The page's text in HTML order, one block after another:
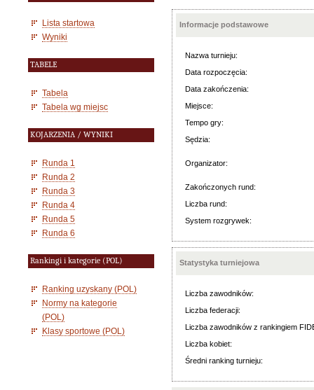
Lista startowa
Wyniki
TABELE
Tabela
Tabela wg miejsc
KOJARZENIA / WYNIKI
Runda 1
Runda 2
Runda 3
Runda 4
Runda 5
Runda 6
Rankingi i kategorie (POL)
Ranking uzyskany (POL)
Normy na kategorie
(POL)
Klasy sportowe (POL)
Informacje podstawowe
Nazwa turnieju:
Data rozpoczęcia:
Data zakończenia:
Miejsce:
Tempo gry:
Sędzia:
Organizator:
Zakończonych rund:
Liczba rund:
System rozgrywek:
Statystyka turniejowa
Liczba zawodników:
Liczba federacji:
Liczba zawodników z rankingiem
Liczba kobiet:
Średni ranking turnieju: